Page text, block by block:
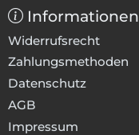
Informationen
Widerrufsrecht
Zahlungsmethoden
Datenschutz
AGB
Impressum